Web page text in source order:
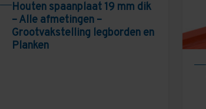
Houten spaanplaat 19 mm dik
– Alle afmetingen –
Grootvakstelling legborden en
Planken